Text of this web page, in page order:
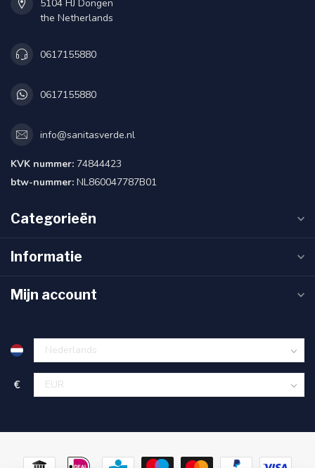
5104 HJ Dongen
the Netherlands
0617155880
0617155880
info@sanitasverde.nl
KVK nummer: 74844423
btw-nummer: NL860047787B01
Categorieën
Informatie
Mijn account
€